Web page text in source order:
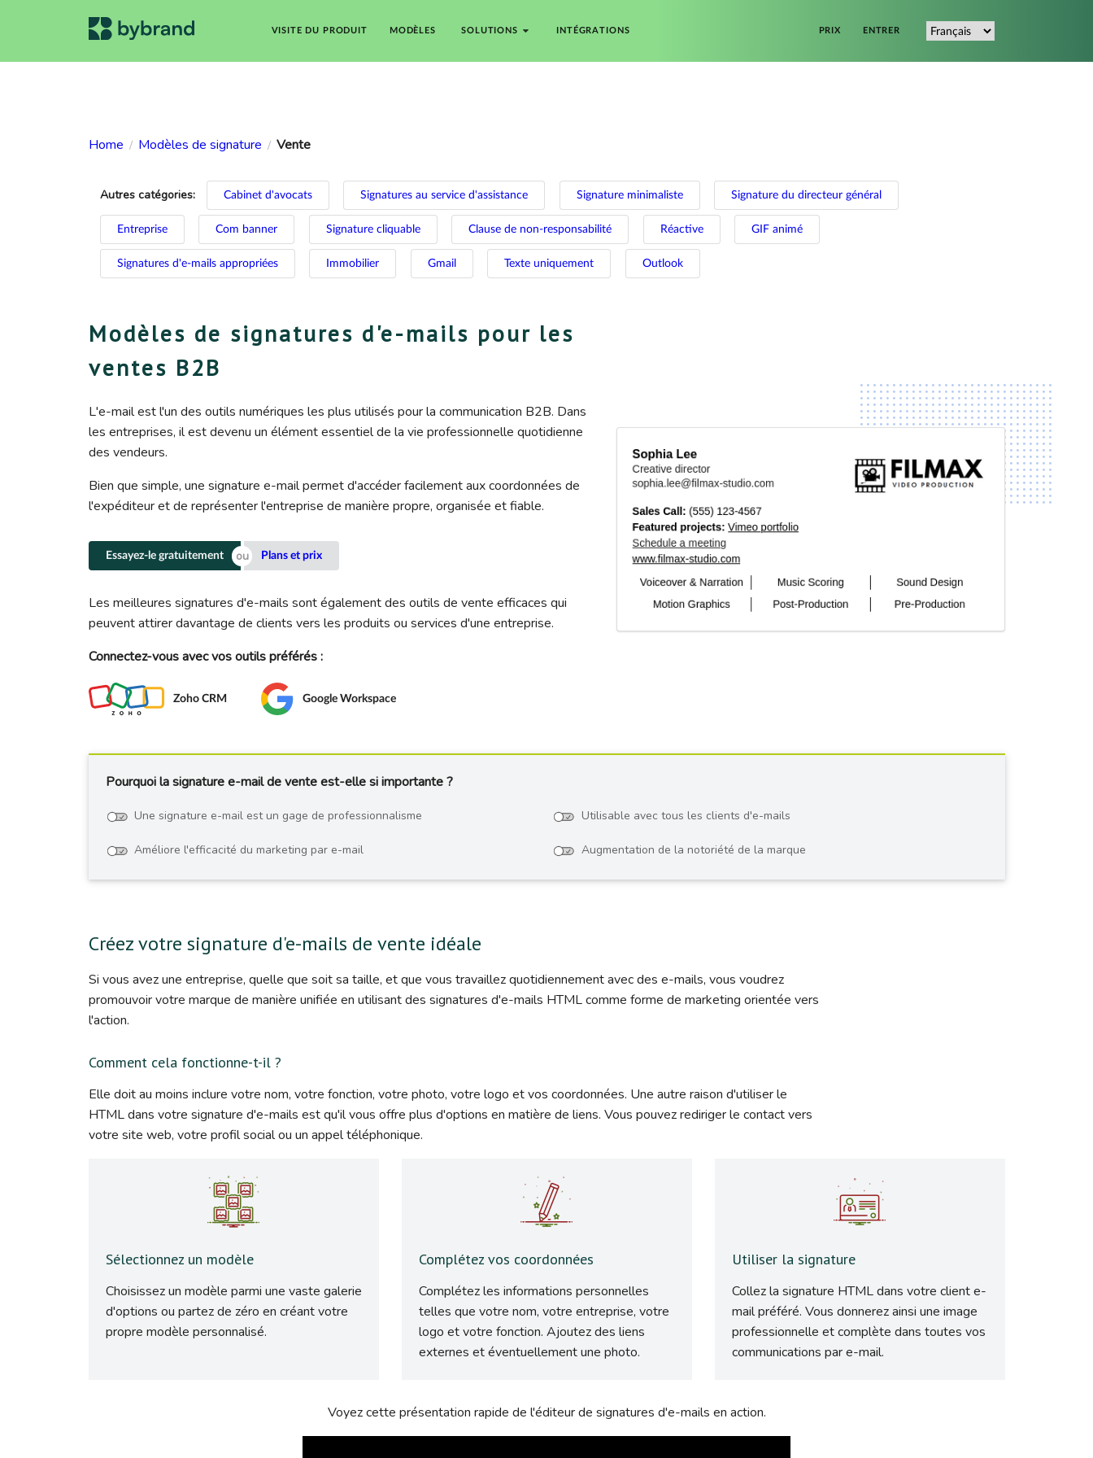
VISITE DU PRODUIT MODÈLES SOLUTIONS INTÉGRATIONS PRIX ENTRER
Home / Modèles de signature / Vente
Autres catégories: Cabinet d'avocats Signatures au service d'assistance Signature minimaliste Signature du directeur général
Entreprise Com banner Signature cliquable Clause de non-responsabilité Réactive GIF animé
Signatures d'e-mails appropriées Immobilier Gmail Texte uniquement Outlook
Modèles de signatures d'e-mails pour les
ventes B2B
L'e-mail est l'un des outils numériques les plus utilisés pour la communication B2B. Dans
les entreprises, il est devenu un élément essentiel de la vie professionnelle quotidienne
des vendeurs.
Bien que simple, une signature e-mail permet d'accéder facilement aux coordonnées de
l'expéditeur et de représenter l'entreprise de manière propre, organisée et fiable.
Essayez-le gratuitement Plans et prix
Les meilleures signatures d'e-mails sont également des outils de vente efficaces qui
peuvent attirer davantage de clients vers les produits ou services d'une entreprise.
Connectez-vous avec vos outils préférés :
Zoho CRM Google Workspace
Pourquoi la signature e-mail de vente est-elle si importante ?
Une signature e-mail est un gage de professionnalisme Utilisable avec tous les clients d'e-mails
Améliore l'efficacité du marketing par e-mail Augmentation de la notoriété de la marque
Créez votre signature d'e-mails de vente idéale
Si vous avez une entreprise, quelle que soit sa taille, et que vous travaillez quotidiennement avec des e-mails, vous voudrez
promouvoir votre marque de manière unifiée en utilisant des signatures d'e-mails HTML comme forme de marketing orientée vers
l'action.
Comment cela fonctionne-t-il ?
Elle doit au moins inclure votre nom, votre fonction, votre photo, votre logo et vos coordonnées. Une autre raison d'utiliser le
HTML dans votre signature d'e-mails est qu'il vous offre plus d'options en matière de liens. Vous pouvez rediriger le contact vers
votre site web, votre profil social ou un appel téléphonique.
Sélectionnez un modèle
Choisissez un modèle parmi une vaste galerie
d'options ou partez de zéro en créant votre
propre modèle personnalisé.
Complétez vos coordonnées
Complétez les informations personnelles
telles que votre nom, votre entreprise, votre
logo et votre fonction. Ajoutez des liens
externes et éventuellement une photo.
Utiliser la signature
Collez la signature HTML dans votre client e-
mail préféré. Vous donnerez ainsi une image
professionnelle et complète dans toutes vos
communications par e-mail.
Voyez cette présentation rapide de l'éditeur de signatures d'e-mails en action.